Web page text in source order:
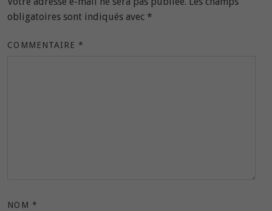
obligatoires sont indiqués avec *
COMMENTAIRE*
NOM *